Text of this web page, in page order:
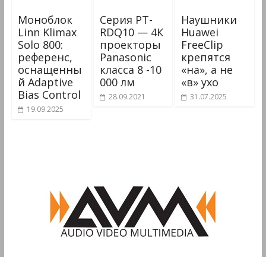
Моноблок
Linn Klimax
Solo 800:
референс,
оснащенны
й Adaptive
Bias Control
19.09.2025
Серия PT-
RDQ10 — 4К
проекторы
Panasonic
класса 8 -10
000 лм
28.09.2021
Наушники
Huawei
FreeClip
крепятся
«на», а не
«в» ухо
31.07.2025